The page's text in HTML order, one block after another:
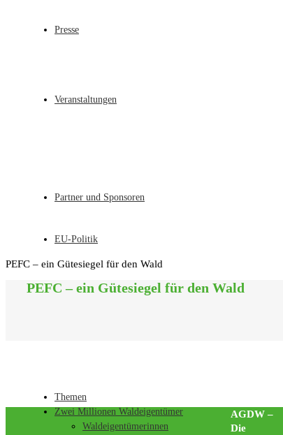
Presse
Veranstaltungen
Partner und Sponsoren
EU-Politik
PEFC – ein Gütesiegel für den Wald
PEFC – ein Gütesiegel für den Wald
Themen
Zwei Millionen Waldeigentümer
Waldeigentümerinnen
AGDW –
Die